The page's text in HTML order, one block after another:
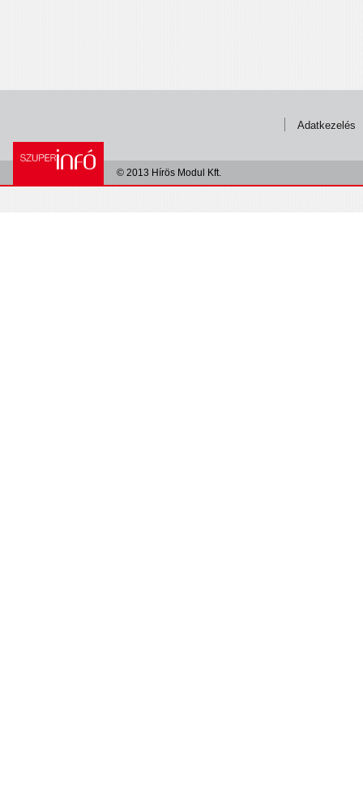
Adatkezelés
© 2013 Hírös Modul Kft.